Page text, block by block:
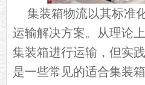
集装箱物流以其标准
运输解决方案。从理论
集装箱进行运输，但实
是一些常见的适合集装